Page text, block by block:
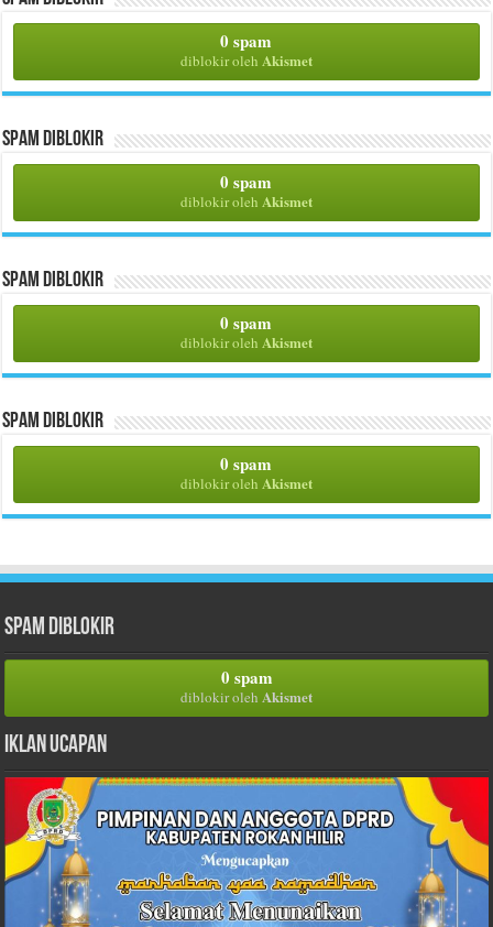
0 spam
diblokir oleh Akismet
Spam Diblokir
0 spam
diblokir oleh Akismet
Spam Diblokir
0 spam
diblokir oleh Akismet
Spam Diblokir
0 spam
diblokir oleh Akismet
Spam Diblokir
0 spam
diblokir oleh Akismet
Iklan Ucapan